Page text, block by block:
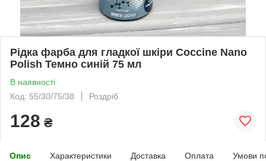
Рідка фарба для гладкої шкіри Coccine Nano
Polish Темно синій 75 мл
В наявності
Код: 55/30/75/38
Роздріб
128 ₴
Опис Характеристики Доставка Оплата Умови